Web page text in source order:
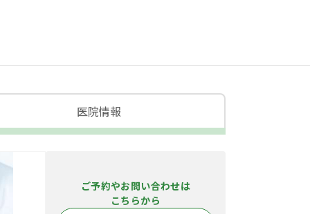
医院情報
ご予約やお問い合わせは
こちらから